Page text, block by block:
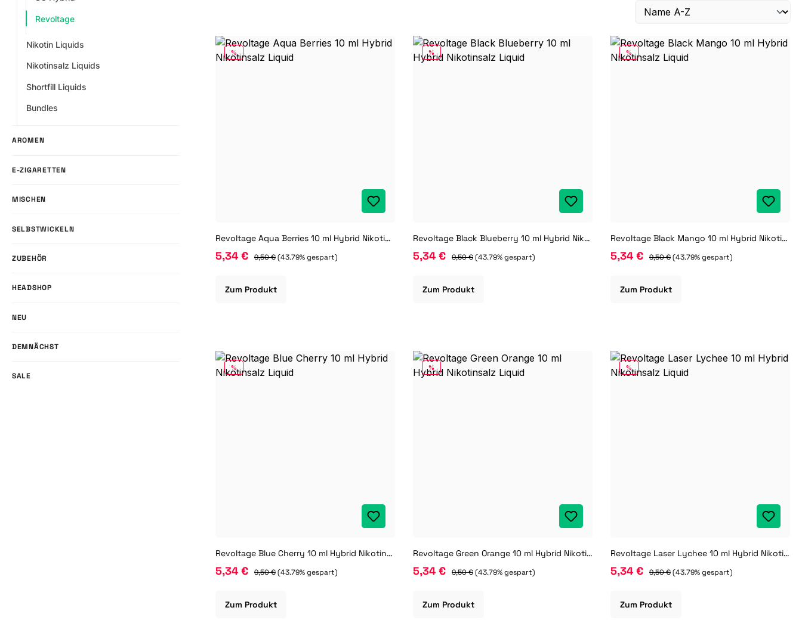
Revoltage
Nikotin Liquids
Nikotinsalz Liquids
Shortfill Liquids
Bundles
AROMEN
E-ZIGARETTEN
MISCHEN
SELBSTWICKELN
ZUBEHÖR
HEADSHOP
NEU
DEMNÄCHST
SALE
RABATT
%
Revoltage Aqua Berries 10 ml Hybrid Nikotinsalz Liquid
5,34 € 9,50 €(43.79% gespart)
Zum Produkt
RABATT
%
Revoltage Black Blueberry 10 ml Hybrid Nikotinsalz Liquid
5,34 € 9,50 €(43.79% gespart)
Zum Produkt
RABATT
%
Revoltage Black Mango 10 ml Hybrid Nikotinsalz Liquid
5,34 € 9,50 €(43.79% gespart)
Zum Produkt
RABATT
%
Revoltage Blue Cherry 10 ml Hybrid Nikotinsalz Liquid
5,34 € 9,50 €(43.79% gespart)
Zum Produkt
RABATT
%
Revoltage Green Orange 10 ml Hybrid Nikotinsalz Liquid
5,34 € 9,50 €(43.79% gespart)
Zum Produkt
RABATT
%
Revoltage Laser Lychee 10 ml Hybrid Nikotinsalz Liquid
5,34 € 9,50 €(43.79% gespart)
Zum Produkt